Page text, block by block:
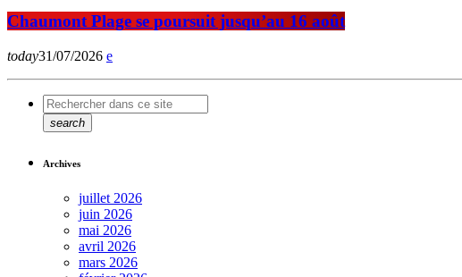
Chaumont Plage se poursuit jusqu’au 16 août
today31/07/2026
search
Archives
juillet 2026
juin 2026
mai 2026
avril 2026
mars 2026